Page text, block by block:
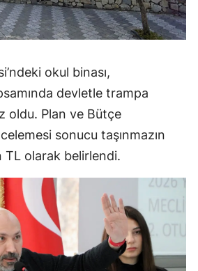
okul binası,
devletle trampa
oldu. Plan ve Bütçe
sonucu taşınmazın
TL olarak belirlendi.